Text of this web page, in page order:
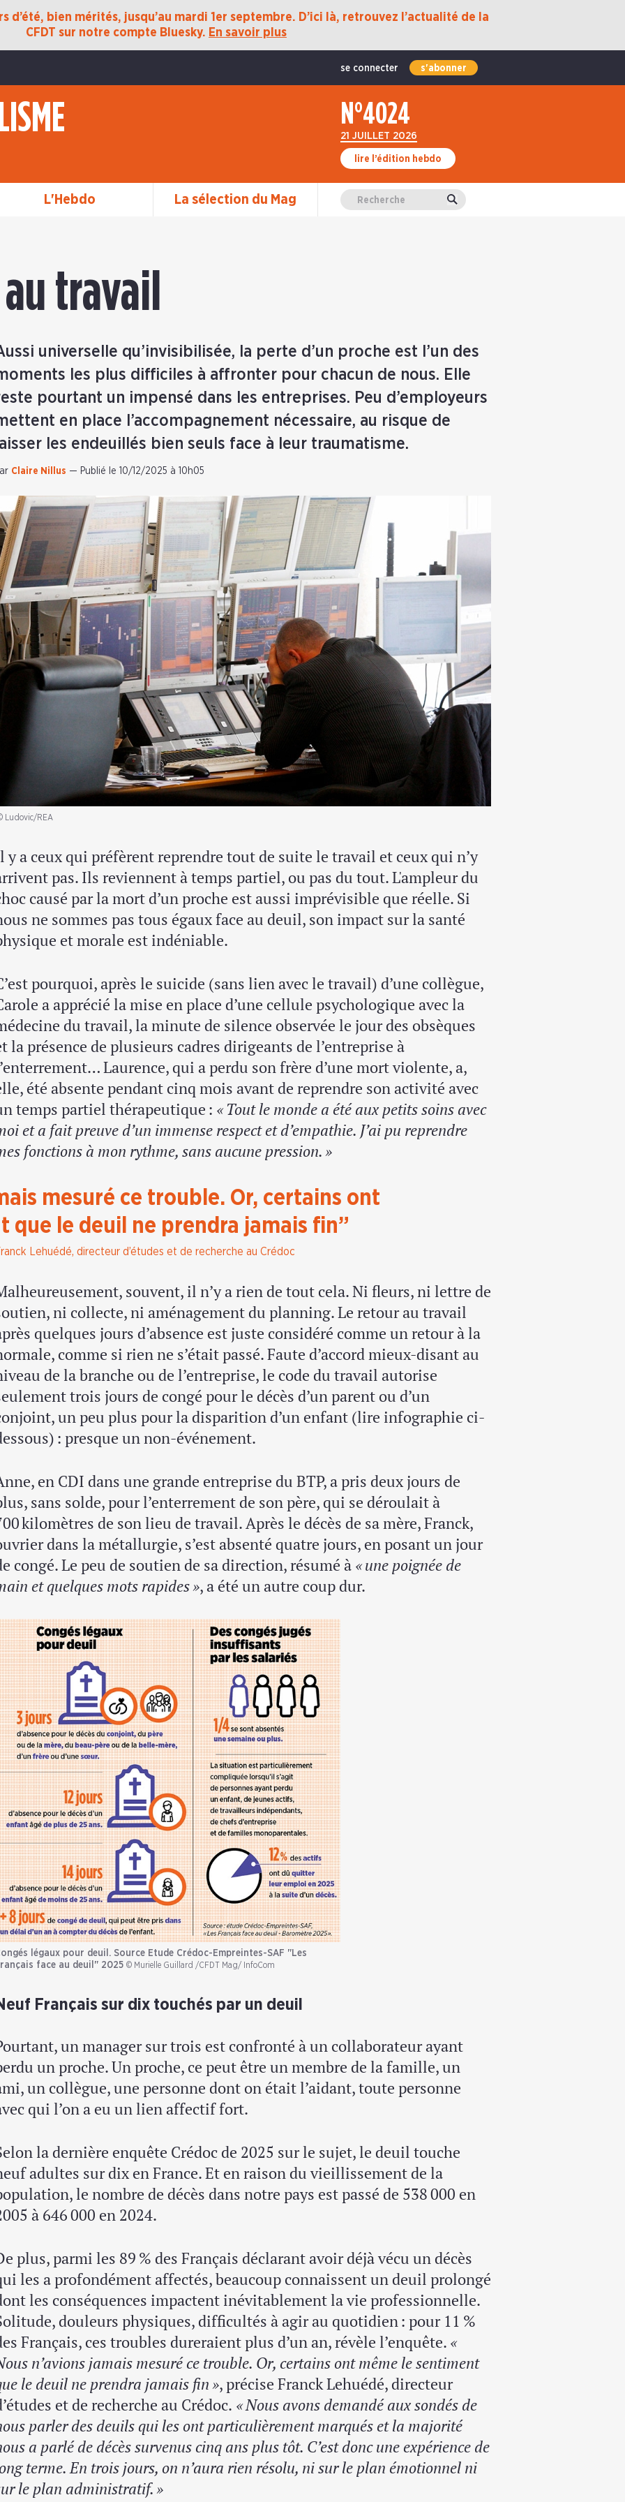
d’été, bien mérités, jusqu’au mardi 1er septembre. D’ici là, retrouvez l’actualité de la
CFDT sur notre compte Bluesky. En savoir plus
se connecter s'abonner
N°4024
21 JUILLET 2026
lire l’édition hebdo
L'Hebdo La sélection du Mag Valider
travail
universelle qu’invisibilisée, la perte d’un proche est l’un des
les plus difficiles à affronter pour chacun de nous. Elle
pourtant un impensé dans les entreprises. Peu d’employeurs
en place l’accompagnement nécessaire, au risque de
les endeuillés bien seuls face à leur traumatisme.
Claire Nillus — Publié le 10/12/2025 à 10h05
Ludovic/REA
y a ceux qui préfèrent reprendre tout de suite le travail et ceux qui n’y
pas. Ils reviennent à temps partiel, ou pas du tout. L'ampleur du
causé par la mort d’un proche est aussi imprévisible que réelle. Si
ne sommes pas tous égaux face au deuil, son impact sur la santé
et morale est indéniable.
pourquoi, après le suicide (sans lien avec le travail) d’une collègue,
a apprécié la mise en place d’une cellule psychologique avec la
du travail, la minute de silence observée le jour des obsèques
la présence de plusieurs cadres dirigeants de l’entreprise à
Laurence, qui a perdu son frère d’une mort violente, a,
été absente pendant cinq mois avant de reprendre son activité avec
temps partiel thérapeutique : « Tout le monde a été aux petits soins avec
et a fait preuve d’un immense respect et d’empathie. J’ai pu reprendre
fonctions à mon rythme, sans aucune pression. »
mesuré ce trouble. Or, certains ont
que le deuil ne prendra jamais fin”
Lehuédé, directeur d’études et de recherche au Crédoc
souvent, il n’y a rien de tout cela. Ni fleurs, ni lettre de
ni collecte, ni aménagement du planning. Le retour au travail
quelques jours d’absence est juste considéré comme un retour à la
comme si rien ne s’était passé. Faute d’accord mieux-disant au
de la branche ou de l’entreprise, le code du travail autorise
trois jours de congé pour le décès d’un parent ou d’un
un peu plus pour la disparition d’un enfant (lire infographie ci-
: presque un non-événement.
en CDI dans une grande entreprise du BTP, a pris deux jours de
sans solde, pour l’enterrement de son père, qui se déroulait à
kilomètres de son lieu de travail. Après le décès de sa mère, Franck,
dans la métallurgie, s’est absenté quatre jours, en posant un jour
congé. Le peu de soutien de sa direction, résumé à « une poignée de
et quelques mots rapides », a été un autre coup dur.
légaux pour deuil. Source Etude Crédoc-Empreintes-SAF "Les
face au deuil" 2025 © Murielle Guillard /CFDT Mag/ InfoCom
Français sur dix touchés par un deuil
un manager sur trois est confronté à un collaborateur ayant
un proche. Un proche, ce peut être un membre de la famille, un
un collègue, une personne dont on était l’aidant, toute personne
qui l’on a eu un lien affectif fort.
la dernière enquête Crédoc de 2025 sur le sujet, le deuil touche
adultes sur dix en France. Et en raison du vieillissement de la
le nombre de décès dans notre pays est passé de 538 000 en
à 646 000 en 2024.
plus, parmi les 89 % des Français déclarant avoir déjà vécu un décès
les a profondément affectés, beaucoup connaissent un deuil prolongé
les conséquences impactent inévitablement la vie professionnelle.
douleurs physiques, difficultés à agir au quotidien : pour 11 %
Français, ces troubles dureraient plus d’un an, révèle l’enquête. «
n’avions jamais mesuré ce trouble. Or, certains ont même le sentiment
le deuil ne prendra jamais fin », précise Franck Lehuédé, directeur
et de recherche au Crédoc. « Nous avons demandé aux sondés de
parler des deuils qui les ont particulièrement marqués et la majorité
a parlé de décès survenus cinq ans plus tôt. C’est donc une expérience de
terme. En trois jours, on n’aura rien résolu, ni sur le plan émotionnel ni
le plan administratif. »